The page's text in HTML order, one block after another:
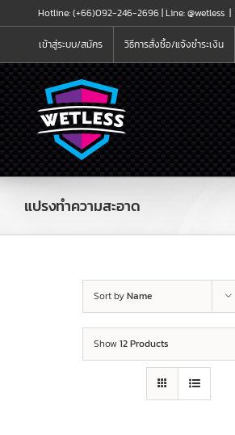
to
Hotline: (+66)092-246-2696 |Line: @wetless |
เข้าสู่ระบบ/สมัคร วิธีการสั่งซื้อ/แจ้งชำระเงิน
แปรงทำความสะอาด
Sort byName
Show 12 Products